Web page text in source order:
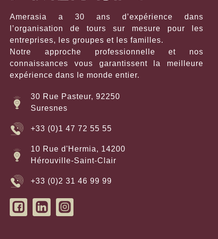
Amerasia a 30 ans d’expérience dans
l’organisation de tours sur mesure pour les
entreprises, les groupes et les familles.
Notre approche professionnelle et nos
connaissances vous garantissent la meilleure
expérience dans le monde entier.
30 Rue Pasteur, 92250
Suresnes
+33 (0)1 47 72 55 55
10 Rue d'Hermia, 14200
Hérouville-Saint-Clair
+33 (0)2 31 46 99 99